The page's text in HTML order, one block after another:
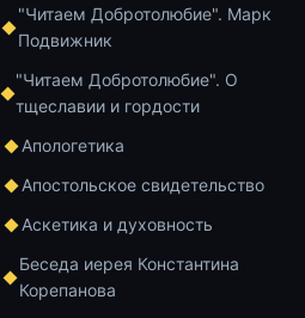
"Читаем Добротолюбие". Марк
Подвижник
"Читаем Добротолюбие". О
тщеславии и гордости
Апологетика
Апостольское свидетельство
Аскетика и духовность
Беседа иерея Константина
Корепанова
Лекция
https://youtu.be/DbCs5n3iV1c
Сегодня мы перейдем к
Что мы можем найти в его